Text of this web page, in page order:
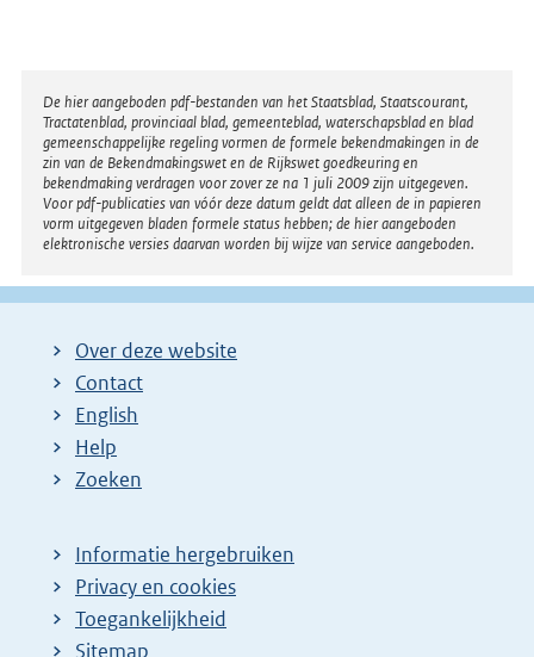
Disclaimer
De hier aangeboden pdf-bestanden van het Staatsblad, Staatscourant,
Tractatenblad, provinciaal blad, gemeenteblad, waterschapsblad en blad
gemeenschappelijke regeling vormen de formele bekendmakingen in de
zin van de Bekendmakingswet en de Rijkswet goedkeuring en
bekendmaking verdragen voor zover ze na 1 juli 2009 zijn uitgegeven.
Voor pdf-publicaties van vóór deze datum geldt dat alleen de in papieren
vorm uitgegeven bladen formele status hebben; de hier aangeboden
elektronische versies daarvan worden bij wijze van service aangeboden.
Over deze website
Contact
English
Help
Zoeken
Informatie hergebruiken
Privacy en cookies
Toegankelijkheid
Sitemap